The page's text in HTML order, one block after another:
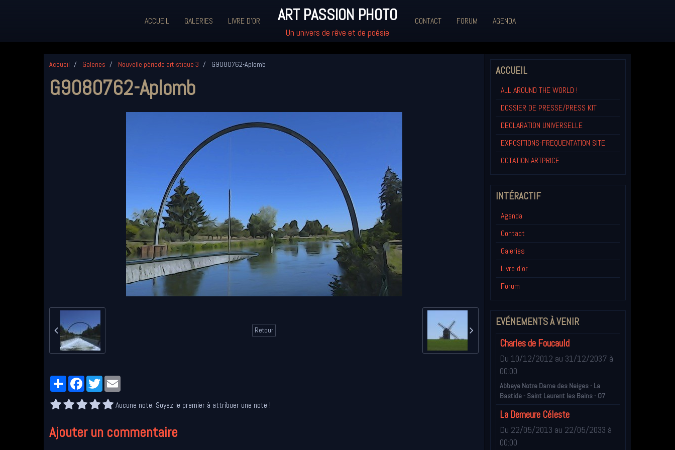
ACCUEIL GALERIES LIVRE D'OR ART PASSION PHOTO
Un univers de rêve et de poésie
CONTACT FORUM AGENDA
Accueil Galeries Nouvelle période artistique 3 G9080762-Aplomb
G9080762-Aplomb
Retour
PartagerFacebookTwitter
Aucune note. Soyez le premier à attribuer une note !
Ajouter un commentaire
ACCUEIL
ALL AROUND THE WORLD !
DOSSIER DE PRESSE/PRESS KIT
DECLARATION UNIVERSELLE
EXPOSITIONS-FREQUENTATION SITE
COTATION ARTPRICE
INTÉRACTIF
Agenda
Contact
Galeries
Livre d'or
Forum
EVÉNEMENTS À VENIR
Charles de Foucauld
Du 10/12/2012 au 31/12/2037 à
00:00
Abbaye Notre Dame des Neiges - La
Bastide - Saint Laurent les Bains - 07
La Demeure Céleste
Du 22/05/2013 au 22/05/2033 à
00:00